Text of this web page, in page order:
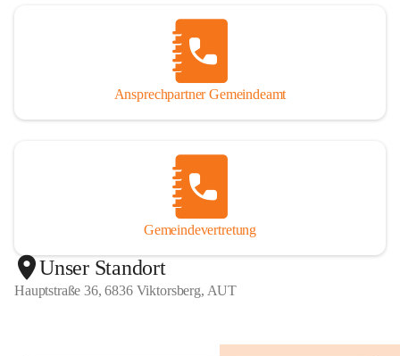
Ansprechpartner Gemeindeamt
Gemeindevertretung
Unser Standort
Hauptstraße 36, 6836 Viktorsberg, AUT